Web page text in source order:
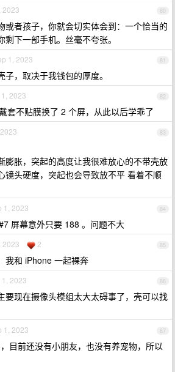
80
2023
或者孩子，你就会切实体会到：一个恰当的
下一部手机。丝毫不夸张。
81
1, 2023
，取决于我钱包的厚度。
82
2023
套不贴膜换了 2 个屏，从此以后学乖了
83
膨胀，突起的高度让我很难放心的不带壳放
镜头硬度，突起也会导致放不平 看着不顺
84
1, 2023
屏幕意外只要 188 。问题不大
85
2023 2
我和 iPhone 一起裸奔
86
1, 2023
要现在摄像头模组太大太碍事了，壳可以找
87
1, 2023
目前还没有小朋友，也没有养宠物，所以